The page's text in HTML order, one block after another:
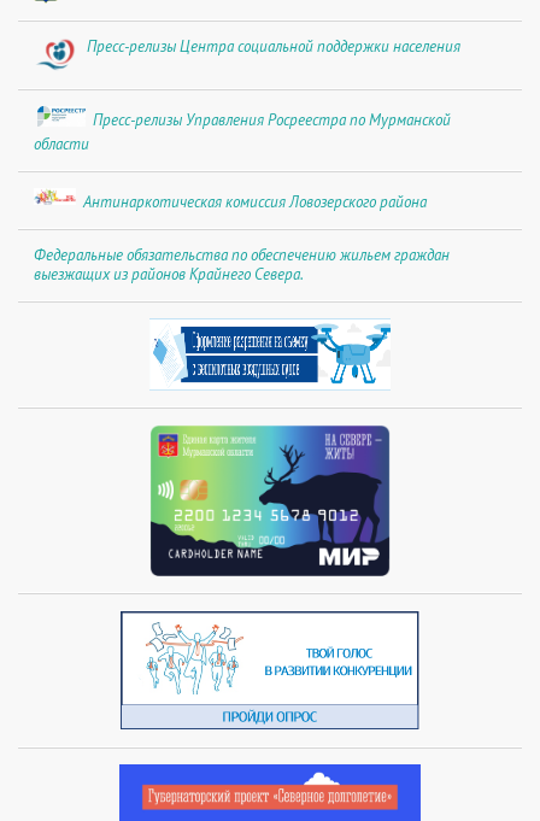
Пресс-релизы Центра социальной поддержки населения
Пресс-релизы Управления Росреестра по Мурманской
области
Антинаркотическая комиссия Ловозерского района
Федеральные обязательства по обеспечению жильем граждан
выезжащих из районов Крайнего Севера.